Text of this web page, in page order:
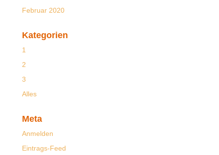
Februar 2020
Kategorien
1
2
3
Alles
Meta
Anmelden
Eintrags-Feed